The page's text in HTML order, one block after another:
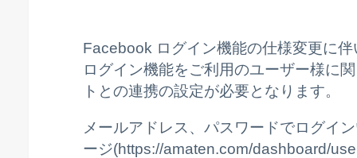
Facebook ログイン機能の仕様変更に
ログイン機能をご利用のユーザー様に
トとの連携の設定が必要となります。
メールアドレス、パスワードでログイ
ージ(https://amaten.com/dashboard/